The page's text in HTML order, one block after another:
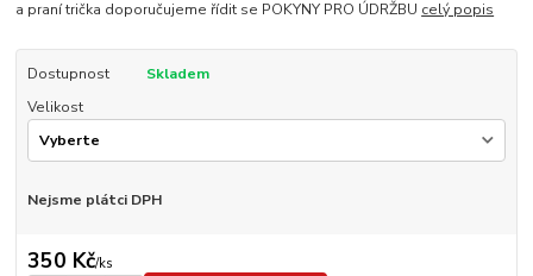
a praní trička doporučujeme řídit se POKYNY PRO ÚDRŽBU celý popis
Dostupnost
Skladem
Velikost
Nejsme plátci DPH
350 Kč/ks